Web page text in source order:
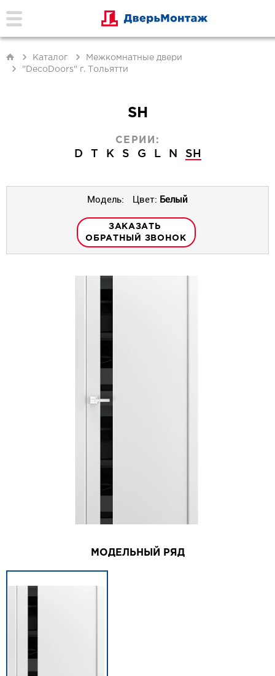
Каталог
Межкомнатные двери
"DecoDoors" г. Тольятти
SH
СЕРИИ:
D T K S G L N SH
Модель: Цвет: Белый
ЗАКАЗАТЬ
ОБРАТНЫЙ ЗВОНОК
МОДЕЛЬНЫЙ РЯД